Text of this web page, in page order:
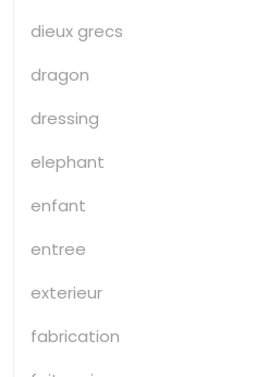
dieux grecs
dragon
dressing
elephant
enfant
entree
exterieur
fabrication